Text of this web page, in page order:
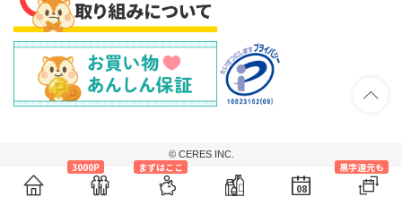
3000P
まずはここ
08
黒字還元も
© CERES INC.